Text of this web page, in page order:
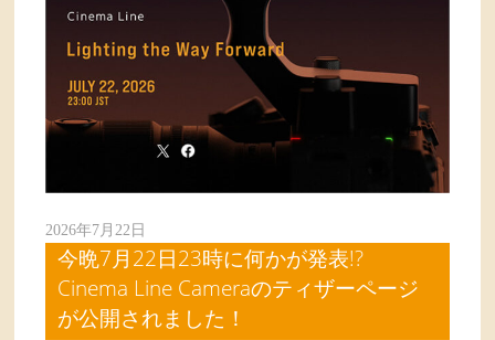
2026年7月22日
今晩7月22日23時に何かが発表!?
Cinema Line Cameraのティザーページ
が公開されました！